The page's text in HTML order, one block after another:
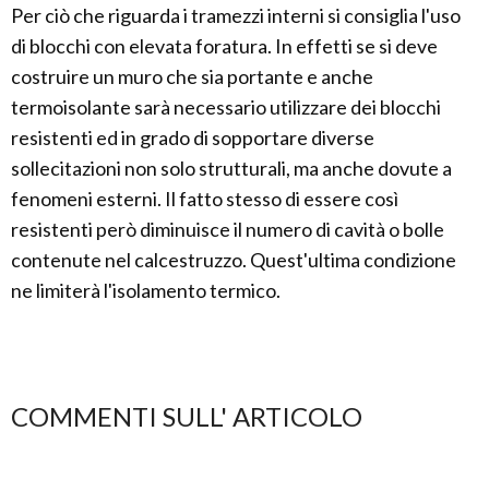
Per ciò che riguarda i tramezzi interni si consiglia l'uso
di blocchi con elevata foratura. In effetti se si deve
costruire un muro che sia portante e anche
termoisolante sarà necessario utilizzare dei blocchi
resistenti ed in grado di sopportare diverse
sollecitazioni non solo strutturali, ma anche dovute a
fenomeni esterni. Il fatto stesso di essere così
resistenti però diminuisce il numero di cavità o bolle
contenute nel calcestruzzo. Quest'ultima condizione
ne limiterà l'isolamento termico.
COMMENTI SULL' ARTICOLO